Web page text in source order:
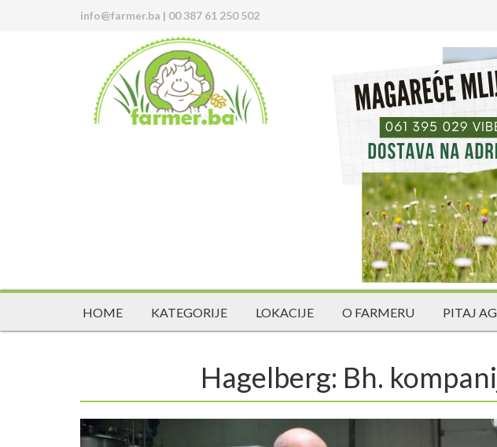
info@farmer.ba | 00 387 61 250 502
HOME KATEGORIJE LOKACIJE O FARMERU PITAJ
Hagelberg: Bh.